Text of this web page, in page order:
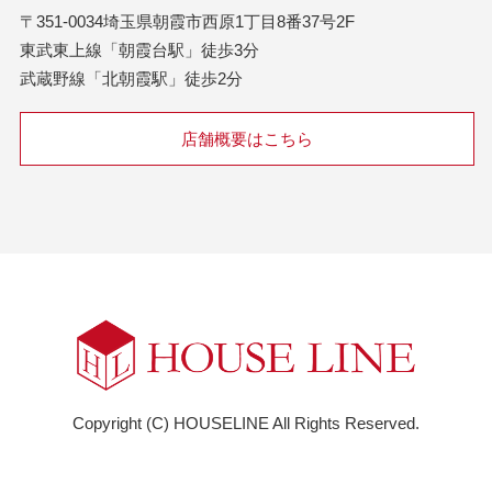
〒351-0034埼玉県朝霞市西原1丁目8番37号2F
東武東上線「朝霞台駅」徒歩3分
武蔵野線「北朝霞駅」徒歩2分
店舗概要はこちら
Copyright (C) HOUSELINE All Rights Reserved.